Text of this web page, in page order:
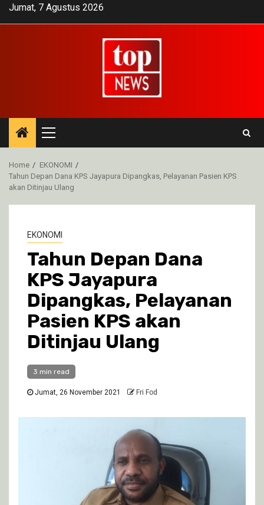
SkipJumat, 7 Agustus 2026
Primary
Menu
Home
EKONOMI
Tahun Depan Dana KPS Jayapura Dipangkas, Pelayanan Pasien KPS
akan Ditinjau Ulang
EKONOMI
Tahun Depan Dana
KPS Jayapura
Dipangkas, Pelayanan
Pasien KPS akan
Ditinjau Ulang
3 min read
Jumat, 26 November 2021 Fri Fod